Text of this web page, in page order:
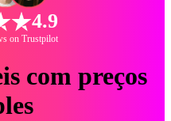
4.9
on Trustpilot
com preços